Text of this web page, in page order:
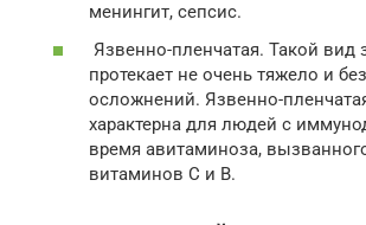
менингит, сепсис.
Язвенно-пленчатая. Такой вид
протекает не очень тяжело и
осложнений. Язвенно-
характерна для людей с
время авитаминоза,
витаминов С и В.